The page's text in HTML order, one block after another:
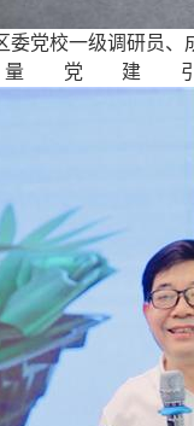
委党校一级调研员
党建